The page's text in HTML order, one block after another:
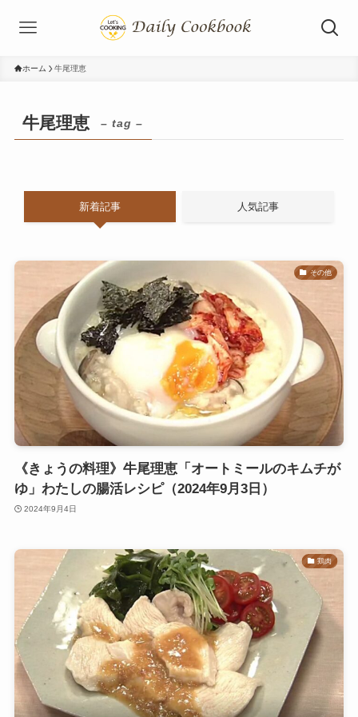
ホーム 牛尾理恵
牛尾理恵 – tag –
新着記事 人気記事
その他
《きょうの料理》牛尾理恵「オートミールのキムチが
ゆ」わたしの腸活レシピ（2024年9月3日）
2024年9月4日
鶏肉